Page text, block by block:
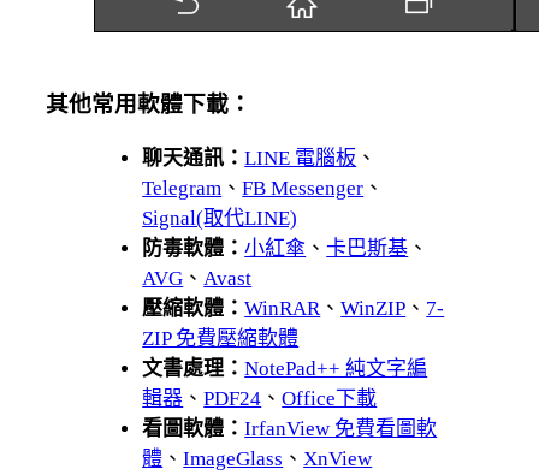
其他常用軟體下載：
聊天通訊：LINE 電腦板 、
Telegram 、FB Messenger 、
Signal(取代LINE)
防毒軟體：小紅傘 、卡巴斯基 、
AVG 、 Avast
壓縮軟體：WinRAR 、WinZIP 、 7-
ZIP 免費壓縮軟體
文書處理：NotePad++ 純文字編
輯器 、PDF24 、Office下載
看圖軟體：IrfanView 免費看圖軟
體 、ImageGlass 、 XnView